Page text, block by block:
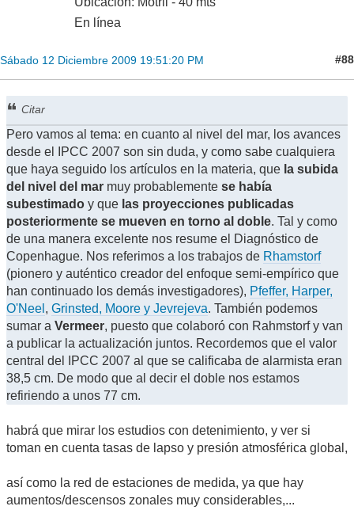
En línea
Sábado 12 Diciembre 2009 19:51:20 PM #88
Citar
Pero vamos al tema: en cuanto al nivel del mar, los avances
desde el IPCC 2007 son sin duda, y como sabe cualquiera
que haya seguido los artículos en la materia, que la subida
del nivel del mar muy probablemente se había
subestimado y que las proyecciones publicadas
posteriormente se mueven en torno al doble. Tal y como
de una manera excelente nos resume el Diagnóstico de
Copenhague. Nos referimos a los trabajos de Rhamstorf
(pionero y auténtico creador del enfoque semi-empírico que
han continuado los demás investigadores), Pfeffer, Harper,
O'Neel , Grinsted, Moore y Jevrejeva. También podemos
sumar a Vermeer, puesto que colaboró con Rahmstorf y van
a publicar la actualización juntos. Recordemos que el valor
central del IPCC 2007 al que se calificaba de alarmista eran
38,5 cm. De modo que al decir el doble nos estamos
refiriendo a unos 77 cm.
habrá que mirar los estudios con detenimiento, y ver si
toman en cuenta tasas de lapso y presión atmosférica global,
así como la red de estaciones de medida, ya que hay
aumentos/descensos zonales muy considerables,...